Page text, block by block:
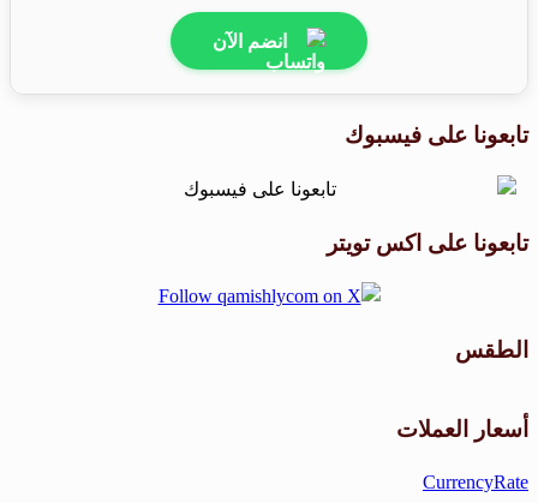
انضم الآن
تابعونا على فيسبوك
تابعونا على اكس تويتر
الطقس
أسعار العملات
CurrencyRate